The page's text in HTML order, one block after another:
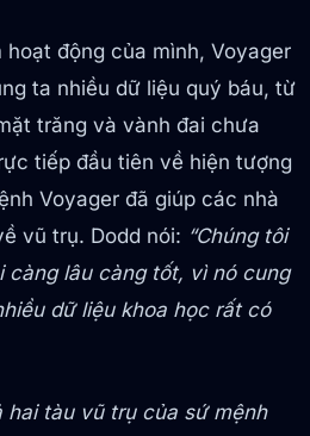
động của mình, Voyager
ta nhiều dữ liệu quý báu, từ
trăng và vành đai chưa
tiếp đầu tiên về hiện tượng
Voyager đã giúp các nhà
vũ trụ. Dodd nói: “Chúng tôi
càng lâu càng tốt, vì nó cung
dữ liệu khoa học rất có
hai tàu vũ trụ của sứ mệnh